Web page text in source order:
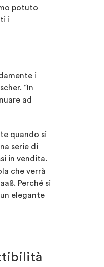
potuto
i
i
“In
ad
quando si
serie di
in vendita.
che verrà
Perché si
elegante